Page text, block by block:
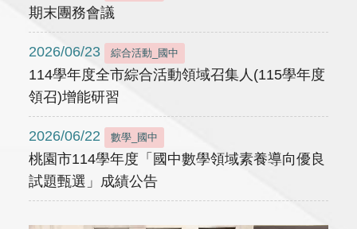
期末團務會議
2026/06/23 綜合活動_國中
114學年度全市綜合活動領域召集人(115學年度
領召)增能研習
2026/06/22 數學_國中
桃園市114學年度「國中數學領域素養導向優良
試題甄選」成績公告